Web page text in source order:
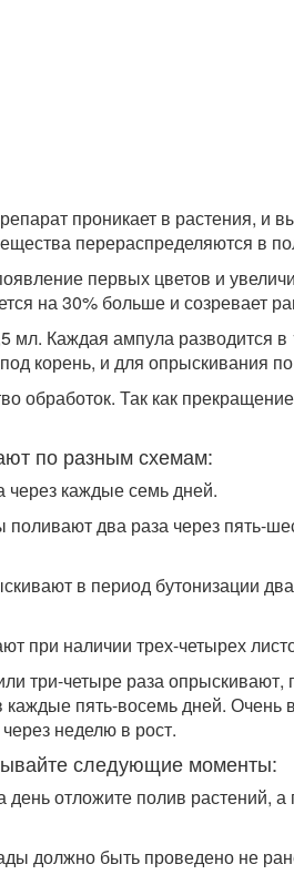
проникает в растения, и
перераспределяются в
первых цветов и
на 30% больше и созревает
мл. Каждая ампула разводится
корень, и для опрыскивания
обработок. Так как
по разным схемам:
через каждые семь дней.
поливают два раза через пять-
в период бутонизации
при наличии трех-четырех
три-четыре раза опрыскивают,
каждые пять-восемь дней.
неделю в рост.
следующие моменты:
день отложите полив растений,
должно быть проведено не